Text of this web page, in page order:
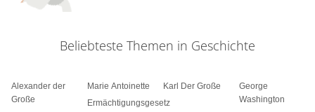
Beliebteste Themen in Geschichte
Alexander der
Große
Marie Antoinette
Ermächtigungsgesetz
Karl Der Große
George
Washington